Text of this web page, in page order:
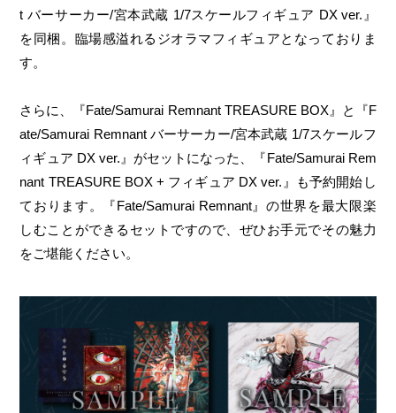
t バーサーカー/宮本武蔵 1/7スケールフィギュア DX ver.』
を同梱。臨場感溢れるジオラマフィギュアとなっておりま
す。
さらに、『Fate/Samurai Remnant TREASURE BOX』と『F
ate/Samurai Remnant バーサーカー/宮本武蔵 1/7スケールフ
ィギュア DX ver.』がセットになった、『Fate/Samurai Rem
nant TREASURE BOX + フィギュア DX ver.』も予約開始し
ております。『Fate/Samurai Remnant』の世界を最大限楽
しむことができるセットですので、ぜひお手元でその魅力
をご堪能ください。